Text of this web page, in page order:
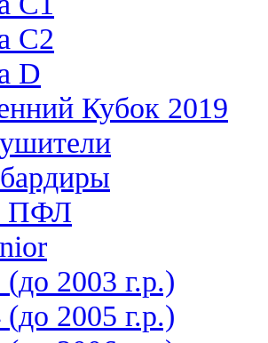
С2
D
Кубок 2019
ПФЛ
2003 г.р.)
2005 г.р.)